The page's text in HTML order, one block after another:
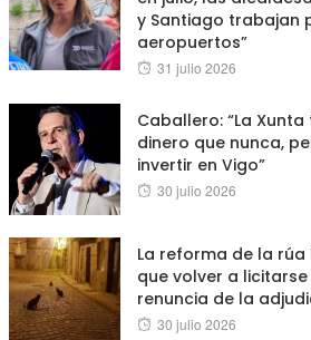
y Santiago trabajan
aeropuertos”
Posted
31 julio 2026
Caballero: “La
dinero que nunca,
invertir en Vigo”
Posted
30 julio 2026
La reforma de la rúa
que volver a
renuncia de la
Posted
30 julio 2026